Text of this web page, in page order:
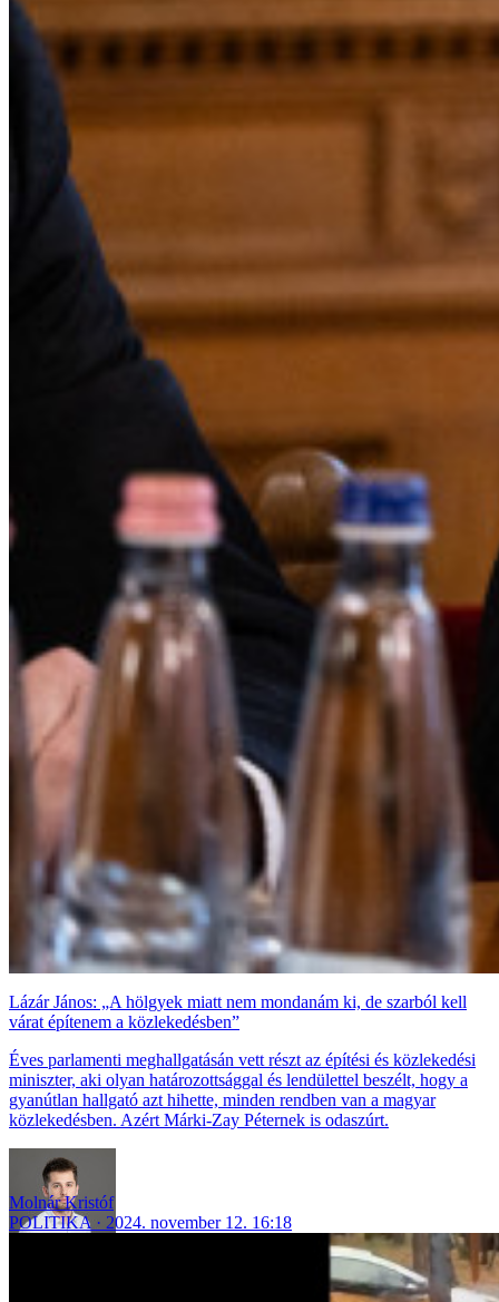
Lázár János: „A hölgyek miatt nem mondanám ki, de szarból kell
várat építenem a közlekedésben”
Éves parlamenti meghallgatásán vett részt az építési és közlekedési
miniszter, aki olyan határozottsággal és lendülettel beszélt, hogy a
gyanútlan hallgató azt hihette, minden rendben van a magyar
közlekedésben. Azért Márki-Zay Péternek is odaszúrt.
Molnár Kristóf
POLITIKA
2024. november 12. 16:18